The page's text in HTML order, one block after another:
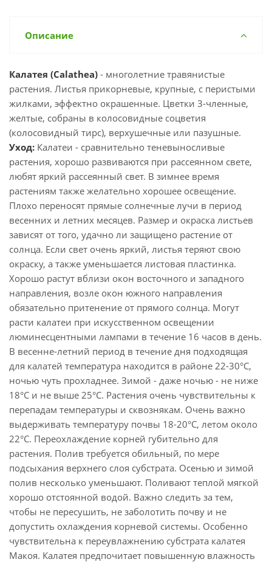
Описание
Калатея (Calathea) - многолетние травянистые
растения. Листья прикорневые, крупные, с перистыми
жилками, эффектно окрашенные. Цветки 3-членные,
желтые, собраны в колосовидные соцветия
(колосовидный тирс), верхушечные или пазушные.
Уход: Калатеи - сравнительно теневыносливые
растения, хорошо развиваются при рассеянном свете,
любят яркий рассеянный свет. В зимнее время
растениям также желательно хорошее освещение.
Плохо переносят прямые солнечные лучи в период
весенних и летних месяцев. Размер и окраска листьев
зависят от того, удачно ли защищено растение от
солнца. Если свет очень яркий, листья теряют свою
окраску, а также уменьшается листовая пластинка.
Хорошо растут вблизи окон восточного и западного
направления, возле окон южного направления
обязательно притенение от прямого солнца. Могут
расти калатеи при искусственном освещении
люминесцентными лампами в течение 16 часов в день.
В весенне-летний период в течение дня подходящая
для калатей температура находится в районе 22-30°С,
ночью чуть прохладнее. Зимой - даже ночью - не ниже
18°С и не выше 25°С. Растения очень чувствительны к
перепадам температуры и сквознякам. Очень важно
выдерживать температуру почвы 18-20°С, летом около
22°С. Переохлаждение корней губительно для
растения. Полив требуется обильный, по мере
подсыхания верхнего слоя субстрата. Осенью и зимой
полив несколько уменьшают. Поливают теплой мягкой
хорошо отстоянной водой. Важно следить за тем,
чтобы не пересушить, не заболотить почву и не
допустить охлаждения корневой системы. Особенно
чувствительна к переувлажнению субстрата калатея
Макоя. Калатея предпочитает повышенную влажность